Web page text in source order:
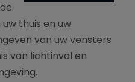
thuis en uw
van uw vensters
van lichtinval en